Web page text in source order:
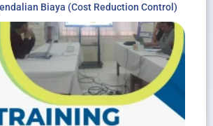
Biaya (Cost Reduction Control)